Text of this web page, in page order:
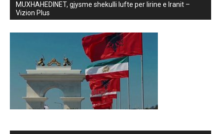
MUXHAHEDINET, gjysme shekulli lufte per lirine e Iranit –
Vizion Plus